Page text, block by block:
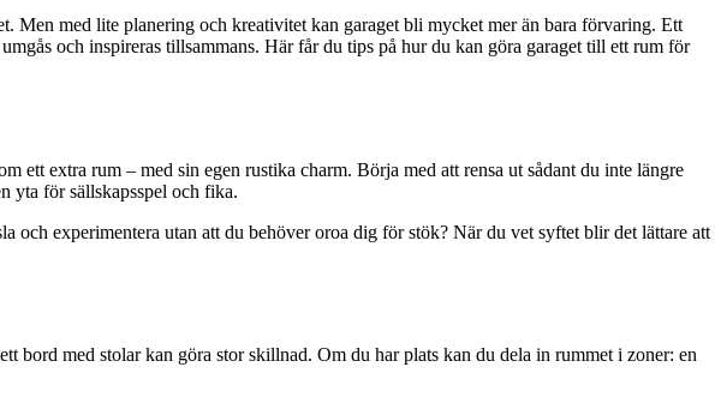
Men med lite planering och kreativitet kan garaget bli mycket mer än bara förvaring. Ett
och inspireras tillsammans. Här får du tips på hur du kan göra garaget till ett rum för
ett extra rum – med sin egen rustika charm. Börja med att rensa ut sådant du inte längre
yta för sällskapsspel och fika.
och experimentera utan att du behöver oroa dig för stök? När du vet syftet blir det lättare att
bord med stolar kan göra stor skillnad. Om du har plats kan du dela in rummet i zoner: en